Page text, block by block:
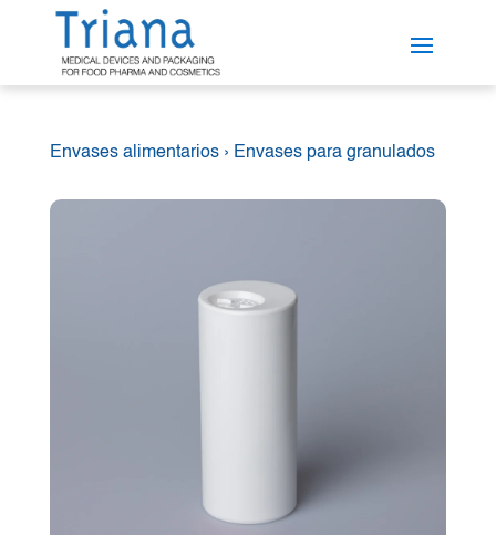
Envases alimentarios› Envases para granulados